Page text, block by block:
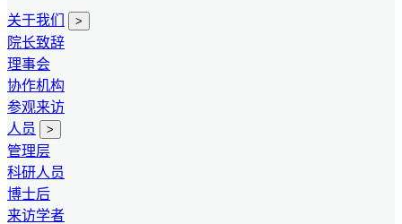
关于我们 >
院长致辞
理事会
协作机构
参观来访
人员
>
管理层
科研人员
博士后
来访学者